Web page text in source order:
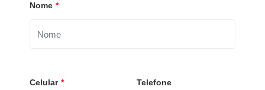
Nome *
Celular * Telefone